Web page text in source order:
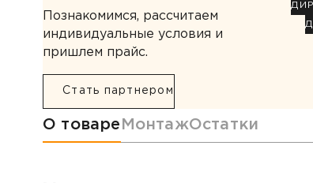
Познакомимся, рассчитаем
индивидуальные условия и
пришлем прайс.
Стать партнером
Информация о товаре
О товаре МонтажОстатки